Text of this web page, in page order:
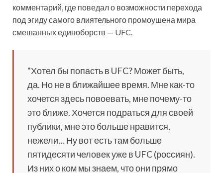
комментарий, где поведал о возможности перехода
под эгиду самого влиятельного промоушена мира
смешанных единоборств — UFC.
"Хотел бы попасть в UFC? Может быть,
да. Но не в ближайшее время. Мнекак-то
хочется здесь повоевать, мне почему-то
это ближе. Хочется подраться для своей
публики, мне это больше нравится,
нежели… Ну вот есть там больше
пятидесяти человек уже в UFC (россиян).
Из них о ком мы знаем, что они прямо